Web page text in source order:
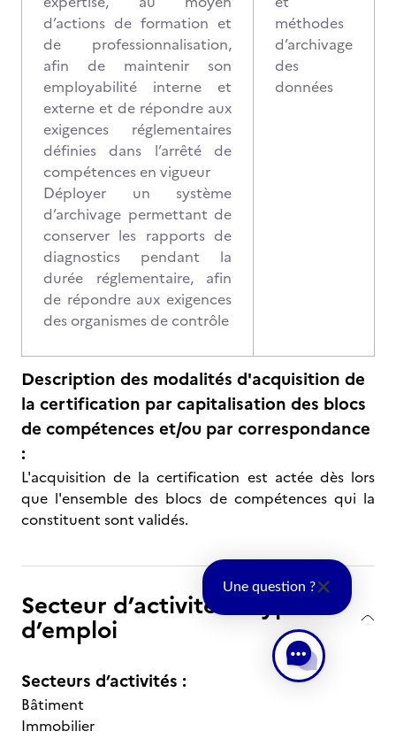
d’actions de formation et
de professionnalisation,
afin de maintenir son
employabilité interne et
externe et de répondre aux
exigences réglementaires
définies dans l’arrêté de
compétences en vigueur
Déployer un système
d’archivage permettant de
conserver les rapports de
diagnostics pendant la
durée réglementaire, afin
de répondre aux exigences
des organismes de contrôle
méthodes
d’archivage
des
données
Description des modalités d'acquisition de
la certification par capitalisation des blocs
de compétences et/ou par correspondance
:
L'acquisition de la certification est actée dès lors
que l'ensemble des blocs de compétences qui la
constituent sont validés.
Secteur d’activité et type
d’emploi
Secteurs d’activités :
Bâtiment
Immobilier
Une question ?